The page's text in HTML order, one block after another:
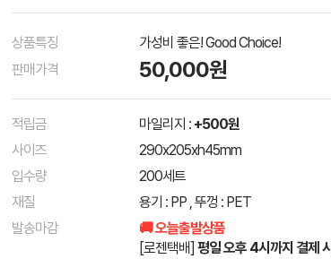
상품특징
가성비 좋은! Good Choice!
판매가격
50,000원
적립금 마일리지 : +500원
사이즈
290x205xh45mm
입수량
200세트
재질
용기 : PP , 뚜껑 : PET
발송마감
🚚 오늘출발상품
[로젠택배] 평일 오후 4시까지 결제 시